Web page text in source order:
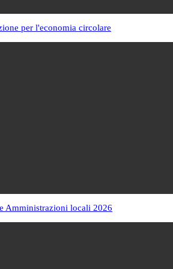
per l'economia circolare
Amministrazioni locali 2026